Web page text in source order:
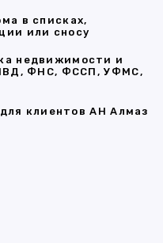
в списках,
или сносу
недвижимости и
ФНС, ФССП, УФМС,
клиентов АН Алмаз